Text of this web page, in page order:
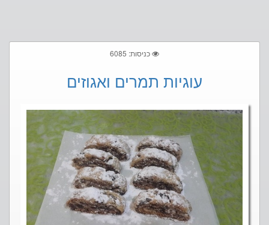
כניסות: 6085
עוגיות תמרים ואגוזים